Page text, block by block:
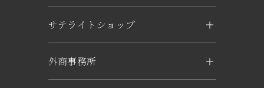
企業概要
求人情報
サテライトショップ
KEiSEI ＆ owl（つくば）
外商事務所